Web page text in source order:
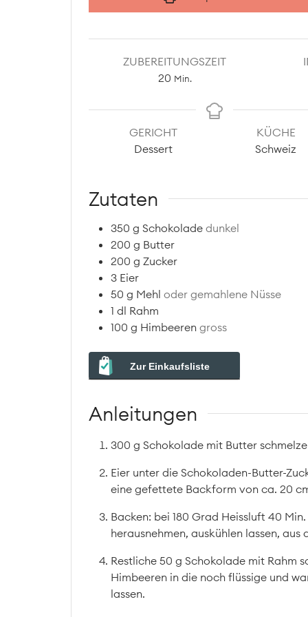
ZUBEREITUNGSZEIT
20Minuten
Min.
GERICHT
Dessert
KÜCHE
Schweiz
Zutaten
350 g Schokolade dunkel
200 g Butter
200 g Zucker
3 Eier
50 g Mehl oder gemahlene Nüsse
1 dl Rahm
100 g Himbeeren gross
Zur Einkaufsliste
Anleitungen
300 g Schokolade mit Butter
Eier unter die Schokoladen-Butter-
eine gefettete Backform von ca. 20
Backen: bei 180 Grad Heissluft 40
herausnehmen, auskühlen lassen, aus
Restliche 50 g Schokolade mit Rahm
Himbeeren in die noch flüssige und
lassen.